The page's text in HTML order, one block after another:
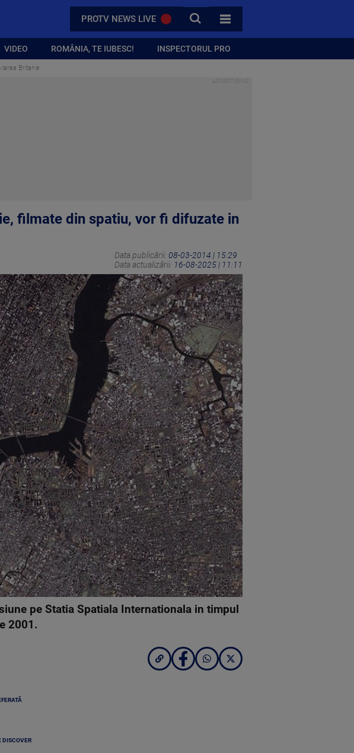
PROTV NEWS LIVE CAUTA
TOATE CATEGORIILE
VIDEO ROMÂNIA, TE IUBESC! INSPECTORUL PRO
Britanie
filmate din spatiu, vor fi difuzate in
Data publicării: 08-03-2014 | 15:29
Data actualizării: 16-08-2025 | 11:11
pe Statia Spatiala Internationala in timpul
2001.
DISCOVER